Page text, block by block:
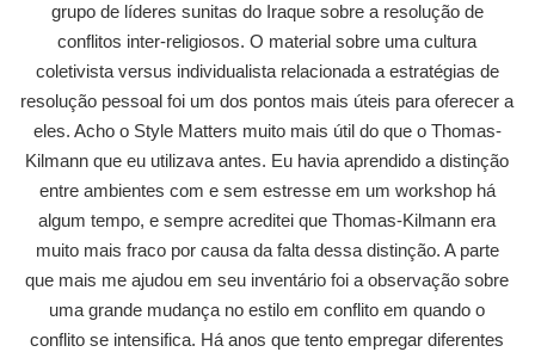
grupo de líderes sunitas do Iraque sobre a resolução de
conflitos inter-religiosos. O material sobre uma cultura
coletivista versus individualista relacionada a estratégias de
resolução pessoal foi um dos pontos mais úteis para oferecer a
eles. Acho o Style Matters muito mais útil do que o Thomas-
Kilmann que eu utilizava antes. Eu havia aprendido a distinção
entre ambientes com e sem estresse em um workshop há
algum tempo, e sempre acreditei que Thomas-Kilmann era
muito mais fraco por causa da falta dessa distinção. A parte
que mais me ajudou em seu inventário foi a observação sobre
uma grande mudança no estilo em conflito em quando o
conflito se intensifica. Há anos que tento empregar diferentes